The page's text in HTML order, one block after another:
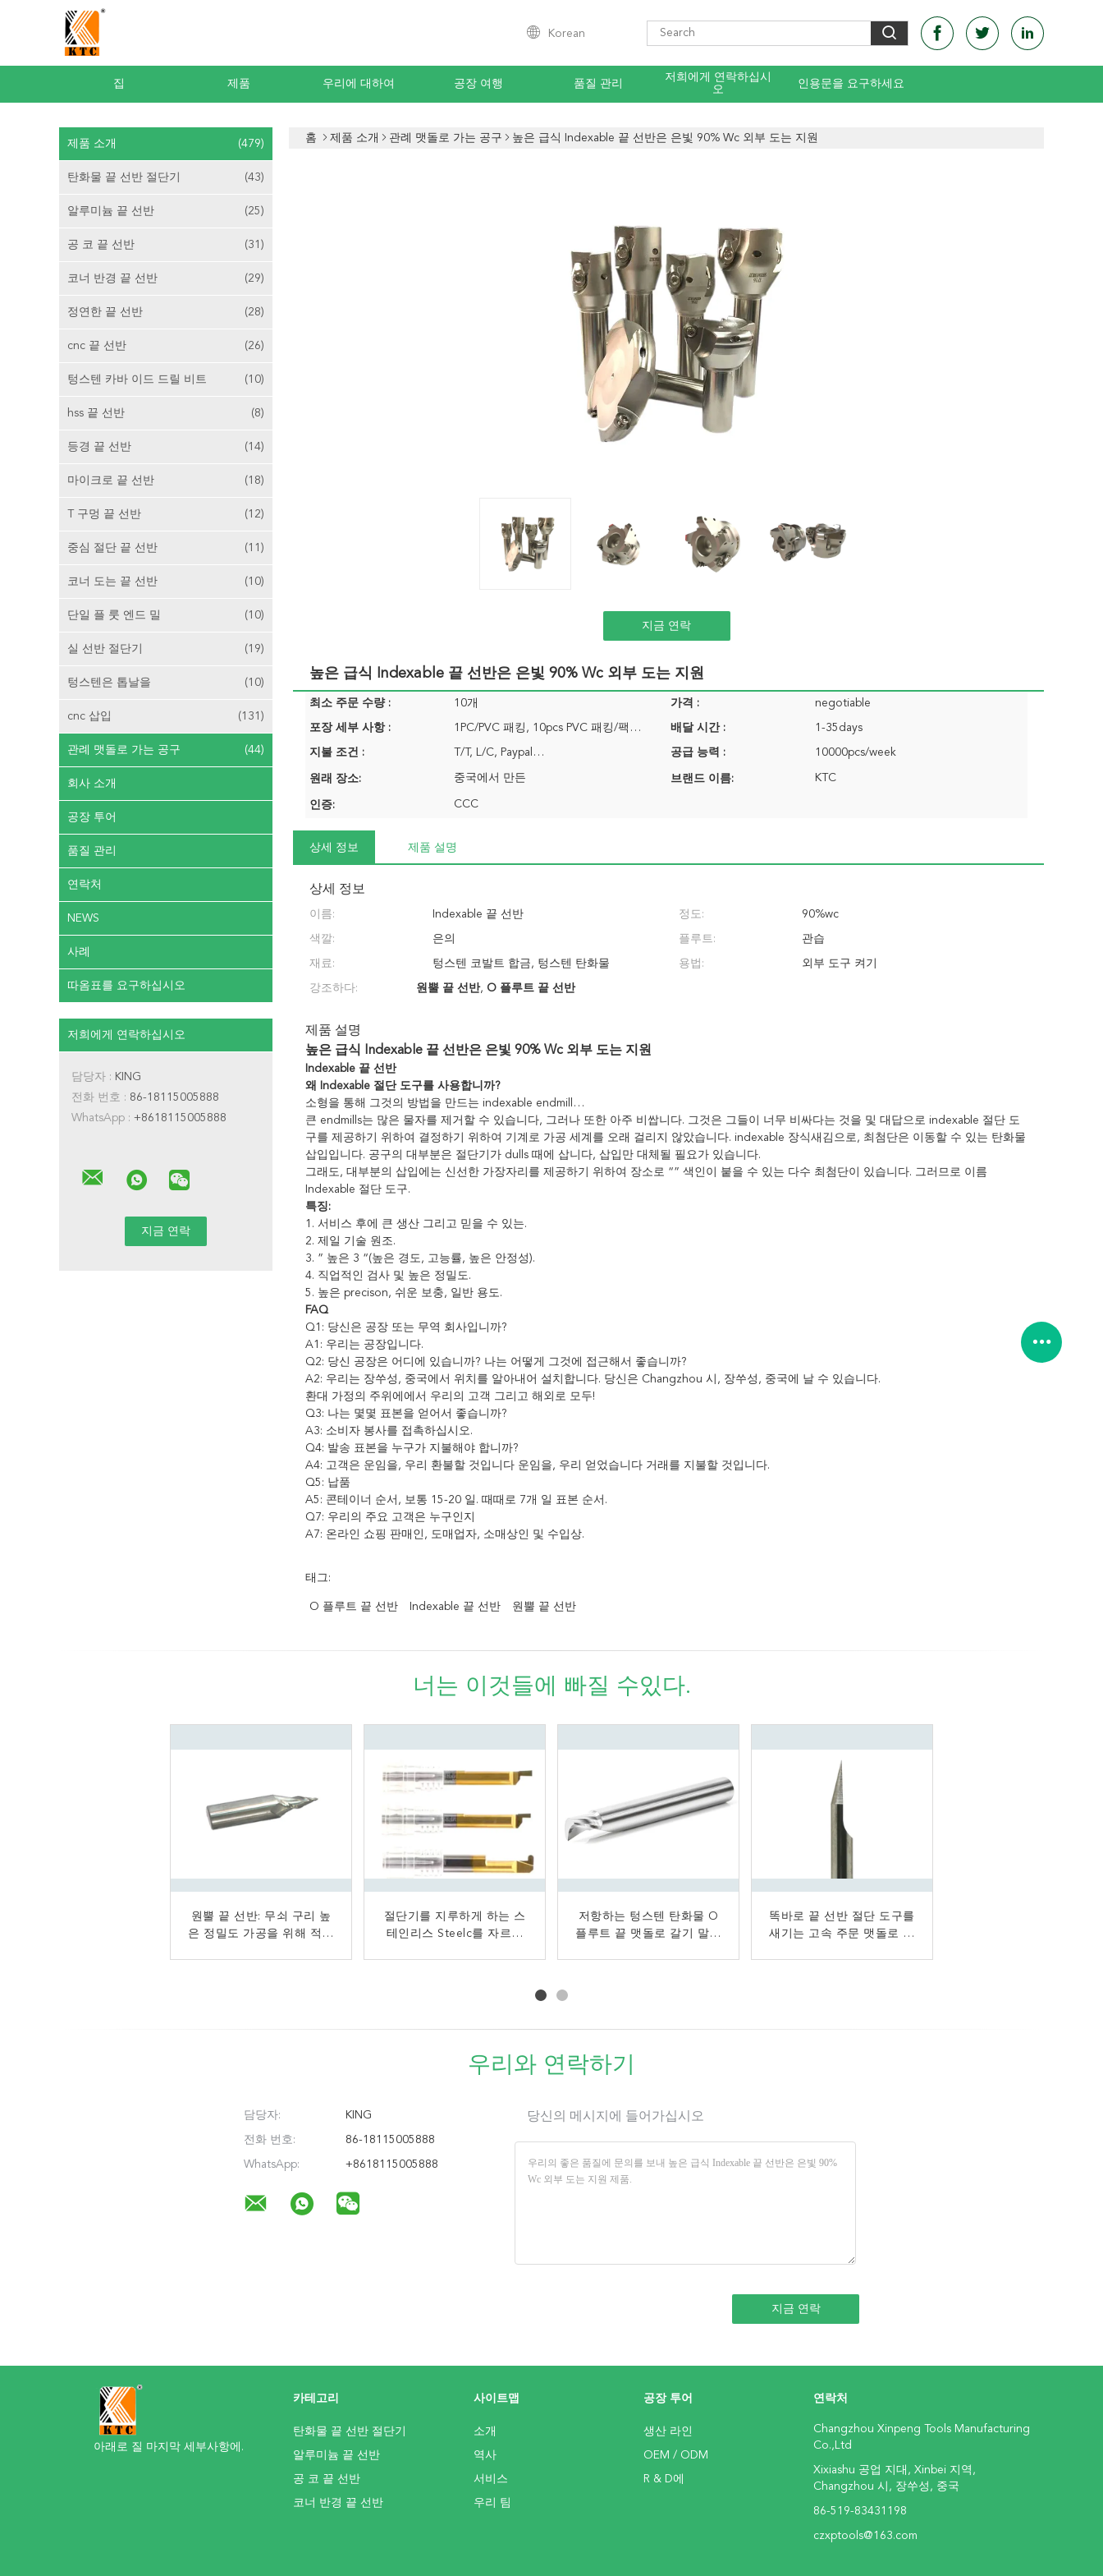
Korean
집 제품 우리에 대하여 공장 여행 품질 관리
저희에게 연락하십시
오
인용문을 요구하세요
제품 소개 (479)
탄화물 끝 선반 절단기 (43)
알루미늄 끝 선반 (25)
공 코 끝 선반 (31)
코너 반경 끝 선반 (29)
정연한 끝 선반 (28)
cnc 끝 선반 (26)
텅스텐 카바 이드 드릴 비트 (10)
hss 끝 선반 (8)
등경 끝 선반 (14)
마이크로 끝 선반 (18)
T 구멍 끝 선반 (12)
중심 절단 끝 선반 (11)
코너 도는 끝 선반 (10)
단일 플 룻 엔드 밀 (10)
실 선반 절단기 (19)
텅스텐은 톱날을 (10)
cnc 삽입 (131)
관례 맷돌로 가는 공구 (44)
회사 소개
공장 투어
품질 관리
연락처
NEWS
사례
따옴표를 요구하십시오
저희에게 연락하십시오
담당자 : KING
전화 번호 : 86-18115005888
WhatsApp : +8618115005888
홈 제품 소개 관례 맷돌로 가는 공구 높은 급식 Indexable 끝 선반은 은빛 90% Wc 외부 도는 지원
지금 연락
높은 급식 Indexable 끝 선반은 은빛 90% Wc 외부 도는 지원
최소 주문 수량 : 10개 가격 : negotiable
포장 세부 사항 : 1PC/PVC 패킹, 10pcs PVC 패킹/팩… 배달 시간 : 1-35days
지불 조건 : T/T, L/C, Paypal… 공급 능력 : 10000pcs/week
원래 장소: 중국에서 만든 브랜드 이름: KTC
인증: CCC
상세 정보 제품 설명
상세 정보
이름: Indexable 끝 선반 정도: 90%wc
색깔: 은의 플루트: 관습
재료: 텅스텐 코발트 합금, 텅스텐 탄화물 용법: 외부 도구 켜기
강조하다: 원뿔 끝 선반, O 플루트 끝 선반
제품 설명
높은 급식 Indexable 끝 선반은 은빛 90% Wc 외부 도는 지원
Indexable 끝 선반
왜 Indexable 절단 도구를 사용합니까?
소형을 통해 그것의 방법을 만드는 indexable endmill…
큰 endmills는 많은 물자를 제거할 수 있습니다, 그러나 또한 아주 비쌉니다. 그것은 그들이 너무 비싸다는 것을 및 대답으로 indexable 절단 도
구를 제공하기 위하여 결정하기 위하여 기계로 가공 세계를 오래 걸리지 않았습니다. indexable 장식새김으로, 최첨단은 이동할 수 있는 탄화물
삽입입니다. 공구의 대부분은 절단기가 dulls 때에 삽니다, 삽입만 대체될 필요가 있습니다.
그래도, 대부분의 삽입에는 신선한 가장자리를 제공하기 위하여 장소로 “” 색인이 붙을 수 있는 다수 최첨단이 있습니다. 그러므로 이름
Indexable 절단 도구.
특징:
1. 서비스 후에 큰 생산 그리고 믿을 수 있는.
2. 제일 기술 원조.
3. ” 높은 3 “(높은 경도, 고능률, 높은 안정성).
4. 직업적인 검사 및 높은 정밀도.
5. 높은 precison, 쉬운 보충, 일반 용도.
FAQ
Q1: 당신은 공장 또는 무역 회사입니까?
A1: 우리는 공장입니다.
Q2: 당신 공장은 어디에 있습니까? 나는 어떻게 그것에 접근해서 좋습니까?
A2: 우리는 장쑤성, 중국에서 위치를 알아내어 설치합니다. 당신은 Changzhou 시, 장쑤성, 중국에 날 수 있습니다.
환대 가정의 주위에에서 우리의 고객 그리고 해외로 모두!
Q3: 나는 몇몇 표본을 얻어서 좋습니까?
A3: 소비자 봉사를 접촉하십시오.
Q4: 발송 표본을 누구가 지불해야 합니까?
A4: 고객은 운임을, 우리 환불할 것입니다 운임을, 우리 얻었습니다 거래를 지불할 것입니다.
Q5: 납품
A5: 콘테이너 순서, 보통 15-20 일. 때때로 7개 일 표본 순서.
Q7: 우리의 주요 고객은 누구인지
A7: 온라인 쇼핑 판매인, 도매업자, 소매상인 및 수입상.
태그:
O 플루트 끝 선반 Indexable 끝 선반 원뿔 끝 선반
너는 이것들에 빠질 수있다.
원뿔 끝 선반: 무쇠 구리 높
은 정밀도 가공을 위해 적당
절단기를 지루하게 하는 스
테인리스 Steelc를 자르기
저항하는 텅스텐 탄화물 O
플루트 끝 맷돌로 갈기 말파
똑바로 끝 선반 절단 도구를
새기는 고속 주문 맷돌로 가
작동되는 최고를 위한 똑바
른 손잡이 열장장부촉 끝 선
텅스텐 탄화물 관례 맷돌로
가는 공구/다이아몬드는 맷
CNC 과정에 의하여 주문을
받아서 만들어지는 크기 고
주문을 받아서 만들어지는
공구 리머 무료 샘플 유효한
우리와 연락하기
담당자: KING
전화 번호: 86-18115005888
WhatsApp: +8618115005888
당신의 메시지에 들어가십시오
아래로 질 마지막 세부사항에.
카테고리
탄화물 끝 선반 절단기
알루미늄 끝 선반
공 코 끝 선반
코너 반경 끝 선반
사이트맵
소개
역사
서비스
우리 팀
공장 투어
생산 라인
OEM / ODM
R & D에
연락처
Changzhou Xinpeng Tools Manufacturing
Co.,Ltd
Xixiashu 공업 지대, Xinbei 지역,
Changzhou 시, 장쑤성, 중국
86-519-83431198
czxptools@163.com